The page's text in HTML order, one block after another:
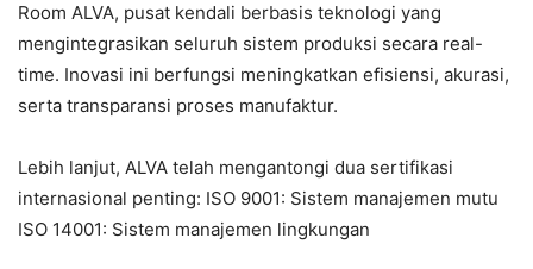
Room ALVA, pusat kendali berbasis teknologi yang
mengintegrasikan seluruh sistem produksi secara real-
time. Inovasi ini berfungsi meningkatkan efisiensi, akurasi,
serta transparansi proses manufaktur.
Lebih lanjut, ALVA telah mengantongi dua sertifikasi
internasional penting: ISO 9001: Sistem manajemen mutu
ISO 14001: Sistem manajemen lingkungan